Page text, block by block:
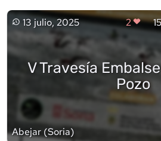
13 julio, 2025 2
V Travesía
Pozo
Abejar (Soria)